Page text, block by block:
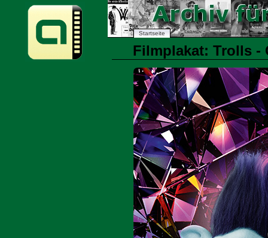
Startseite
Filmplakat: Trolls -